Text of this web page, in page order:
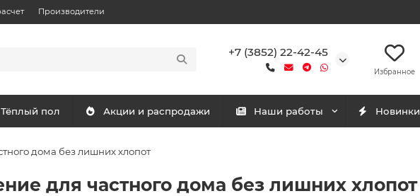
Производители
+7 (3852) 22-42-45
Избранное
Тёплый пол Акции и распродажи Наши работы Новинки
дома без лишних хлопот
для частного дома без лишних хлопот